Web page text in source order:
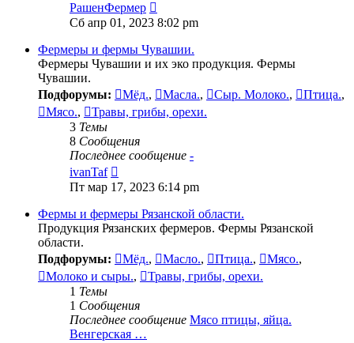
РашенФермер
к
последнему
сообщению
Сб апр 01, 2023 8:02 pm
Фермеры и фермы Чувашии.
Фермеры Чувашии и их эко продукция. Фермы
Чувашии.
Подфорумы:
Мёд., Масла., Сыр. Молоко., Птица.,
Мясо.,
Травы, грибы, орехи.
3 Темы
8 Сообщения
Последнее сообщение -
ivanTaf
к
последнему
сообщению
Пт мар 17, 2023 6:14 pm
Фермы и фермеры Рязанской области.
Продукция Рязанских фермеров. Фермы Рязанской
области.
Подфорумы:
Мёд., Масло., Птица., Мясо.,
Молоко и сыры.,
Травы, грибы, орехи.
1 Темы
1 Сообщения
Последнее сообщение Мясо птицы, яйца.
Венгерская …